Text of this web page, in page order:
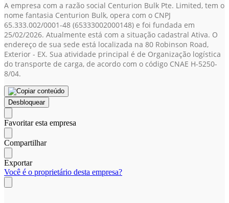
A empresa com a razão social Centurion Bulk Pte. Limited, tem o
nome fantasia Centurion Bulk, opera com o CNPJ
65.333.002/0001-48 (65333002000148) e foi fundada em
25/02/2026. Atualmente está com a situação cadastral Ativa. O
endereço de sua sede está localizada na 80 Robinson Road,
Exterior - EX. Sua atividade principal é de Organização logística
do transporte de carga, de acordo com o código CNAE H-5250-
8/04.
Desbloquear
Favoritar esta empresa
Compartilhar
Exportar
Você é o proprietário desta empresa?